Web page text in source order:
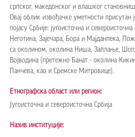
српског, македонског и влашког
Овај облик извођачке уметности присутан
појасу Србије: југоисточна и
Неготина, Зајечара, Бора и Мајданпека,
са околином, околина Ниша, Заплање,
Војводина (претежно Банат - околина
Панчева, као и Сремске Митровице).
Етнографска област или регион:
Југоисточна и североисточна Србија
Назив институције: